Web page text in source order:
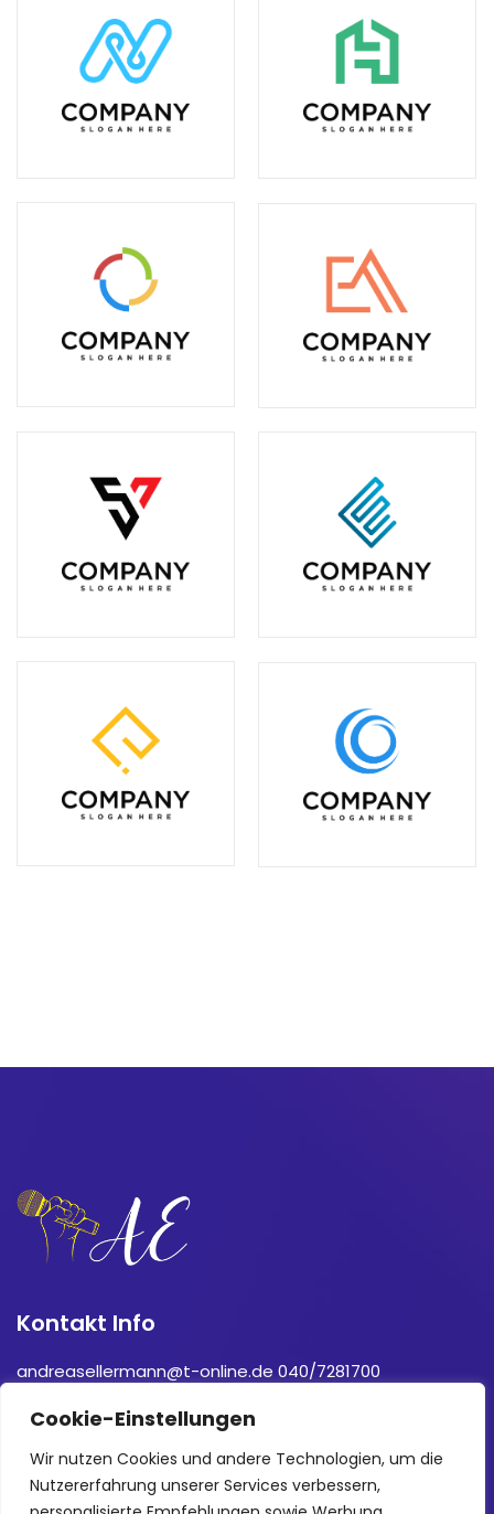
Cookie-Einstellungen
Wir nutzen Cookies und andere Technologien, um die
Nutzererfahrung unserer Services verbessern,
Kontakt Info
andreasellermann@t-online.de 040/7281700